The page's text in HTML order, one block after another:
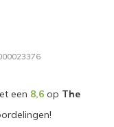
een 8,6op The